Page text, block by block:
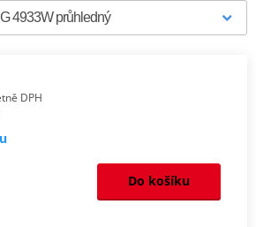
DPH
Do košíku